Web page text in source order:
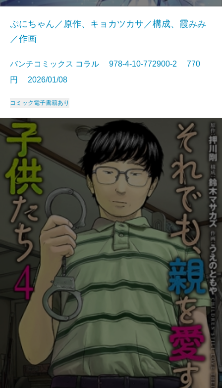
ぷにちゃん／原作、キョカツカサ／構成、霞みみ
／作画
バンチコミックス コラル 978-4-10-772900-2 770
円 2026/01/08
コミック 電子書籍あり